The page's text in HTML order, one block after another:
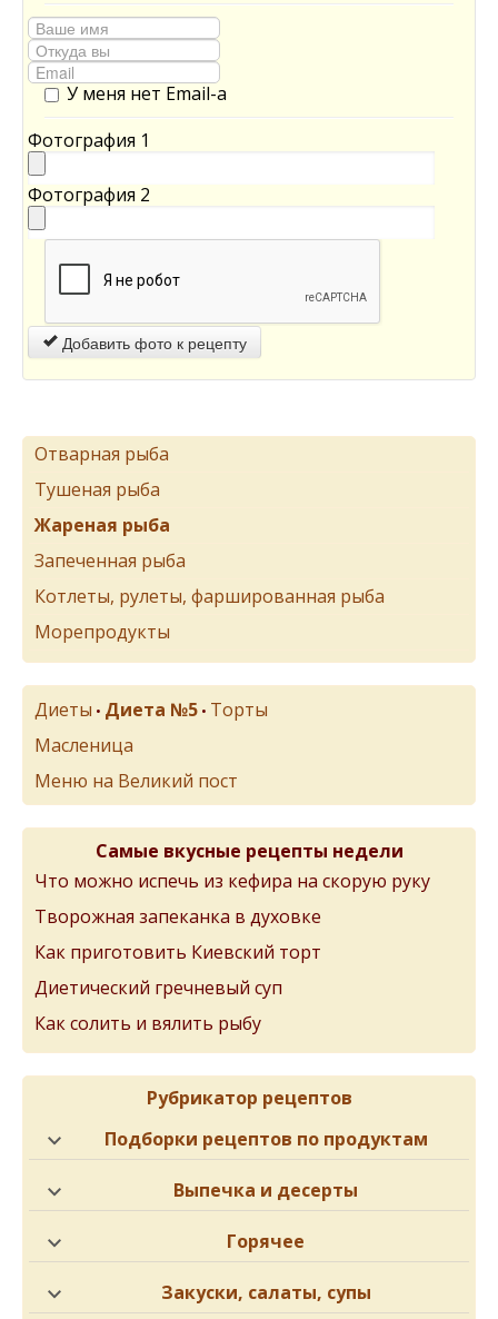
У меня нет Email-а
Фотография 1
Фотография 2
Добавить фото к рецепту
Отварная рыба
Тушеная рыба
Жареная рыба
Запеченная рыба
Котлеты, рулеты, фаршированная рыба
Морепродукты
Диеты • Диета №5 • Торты
Масленица
Меню на Великий пост
Самые вкусные рецепты недели
Что можно испечь из кефира на скорую руку
Творожная запеканка в духовке
Как приготовить Киевский торт
Диетический гречневый суп
Как солить и вялить рыбу
Рубрикатор рецептов
Подборки рецептов по продуктам
Выпечка и десерты
Горячее
Закуски, салаты, супы